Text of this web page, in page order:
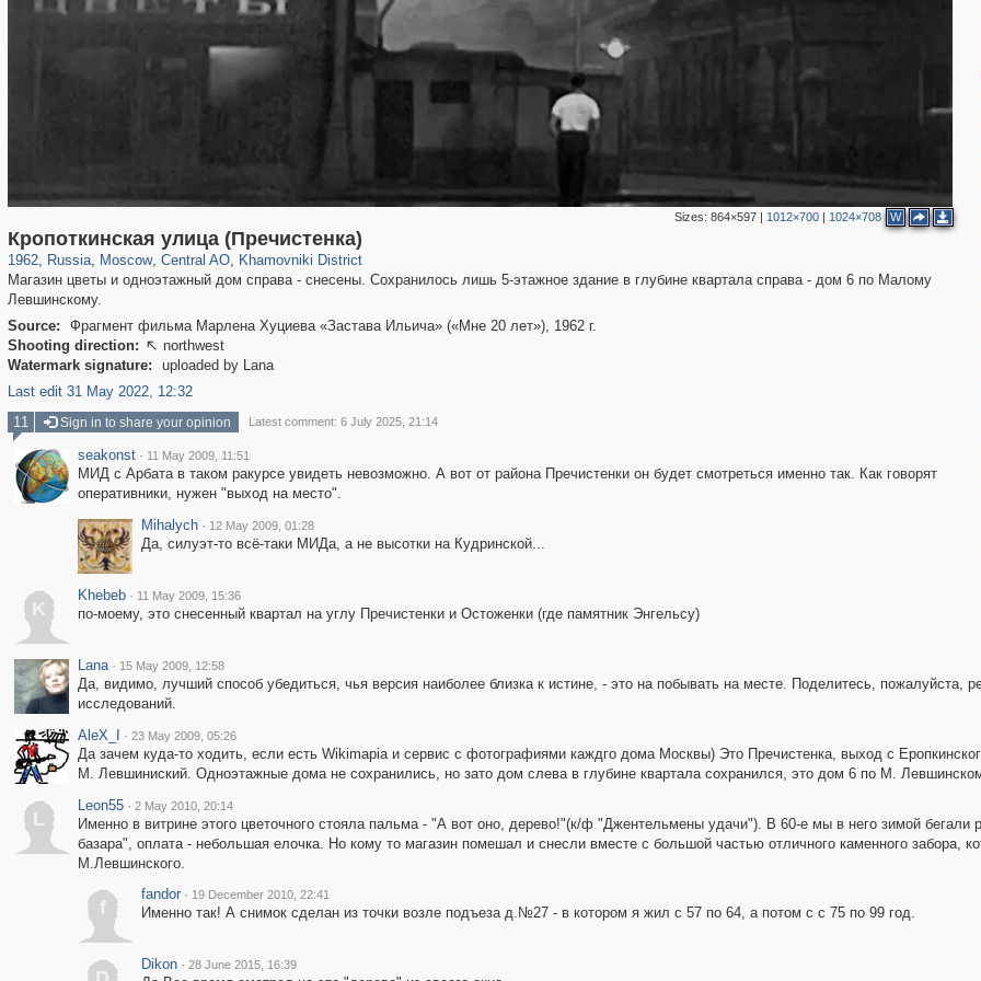
Sizes: 864×597| 1012×700| 1024×708 W
Кропоткинская улица (Пречистенка)
1962, Russia
1,406,840 29,243
, Moscow
319,864 8,286
, Central AO
160,012 5,916
, Khamovniki District
19,395 722
Магазин цветы и одноэтажный дом справа - снесены. Сохранилось лишь 5-этажное здание в глубине квартала справа - дом 6 по Малому
Левшинскому.
Source:
Фрагмент фильма Марлена Хуциева «Застава Ильича» («Мне 20 лет»), 1962 г.
Shooting direction:  northwest
Watermark signature:
uploaded by Lana
Last edit 31 May 2022, 12:32
11 Sign in to share your opinion Latest comment: 6 July 2025, 21:14
seakonst · 11 May 2009, 11:51
МИД с Арбата в таком ракурсе увидеть невозможно. А вот от района Пречистенки он будет смотреться именно так. Как говорят
оперативники, нужен "выход на место".
Mihalych · 12 May 2009, 01:28
Да, силуэт-то всё-таки МИДа, а не высотки на Кудринской...
K
Khebeb · 11 May 2009, 15:36
по-моему, это снесенный квартал на углу Пречистенки и Остоженки (где памятник Энгельсу)
Lana · 15 May 2009, 12:58
Да, видимо, лучший способ убедиться, чья версия наиболее близка к истине, - это на побывать на месте. Поделитесь, пожалуйста,
исследований.
AleX_I
· 23 May 2009, 05:26
Да зачем куда-то ходить, если есть Wikimapia и сервис с фотографиями каждго дома Москвы) Это Пречистенка, выход с
М. Левшиниский. Одноэтажные дома не сохранились, но зато дом слева в глубине квартала сохранился, это дом 6 по М.
L
Leon55 · 2 May 2010, 20:14
Именно в витрине этого цветочного стояла пальма - "А вот оно, дерево!"(к/ф "Джентельмены удачи"). В 60-е мы в него зимой бегали
базара", оплата - небольшая елочка. Но кому то магазин помешал и снесли вместе с большой частью отличного каменного забора,
М.Левшинского.
f
fandor · 19 December 2010, 22:41
Именно так! А снимок сделан из точки возле подъеза д.№27 - в котором я жил с 57 по 64, а потом с с 75 по 99 год.
Dikon · 28 June 2015, 16:39